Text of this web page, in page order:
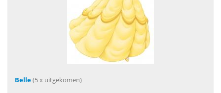
Belle(5 x uitgekomen)